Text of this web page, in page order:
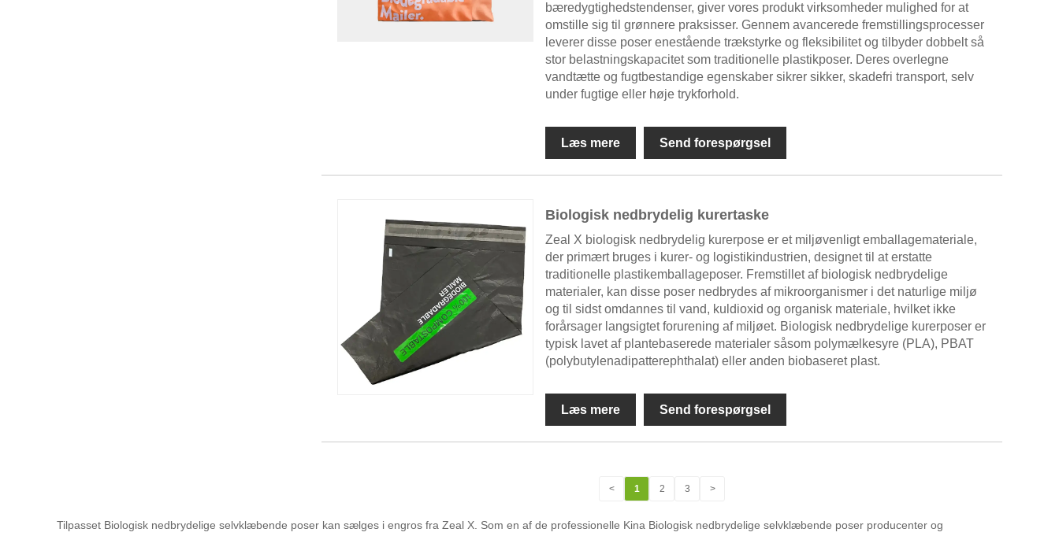
bæredygtighedstendenser, giver vores produkt virksomheder mulighed for at
omstille sig til grønnere praksisser. Gennem avancerede fremstillingsprocesser
leverer disse poser enestående trækstyrke og fleksibilitet og tilbyder dobbelt så
stor belastningskapacitet som traditionelle plastikposer. Deres overlegne
vandtætte og fugtbestandige egenskaber sikrer sikker, skadefri transport, selv
under fugtige eller høje trykforhold.
Læs mere Send forespørgsel
Biologisk nedbrydelig kurertaske
Zeal X biologisk nedbrydelig kurerpose er et miljøvenligt emballagemateriale,
der primært bruges i kurer- og logistikindustrien, designet til at erstatte
traditionelle plastikemballageposer. Fremstillet af biologisk nedbrydelige
materialer, kan disse poser nedbrydes af mikroorganismer i det naturlige miljø
og til sidst omdannes til vand, kuldioxid og organisk materiale, hvilket ikke
forårsager langsigtet forurening af miljøet. Biologisk nedbrydelige kurerposer er
typisk lavet af plantebaserede materialer såsom polymælkesyre (PLA), PBAT
(polybutylenadipatterephthalat) eller anden biobaseret plast.
Læs mere Send forespørgsel
< 1 2 3 >
Tilpasset Biologisk nedbrydelige selvklæbende poser kan sælges i engros fra Zeal X. Som en af ​​de professionelle Kina Biologisk nedbrydelige selvklæbende poser producenter og